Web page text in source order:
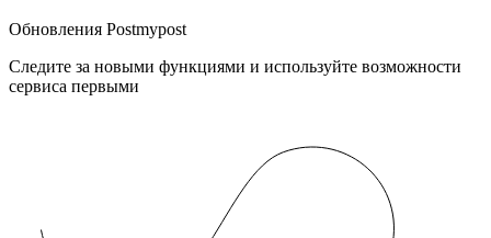
Обновления Postmypost
Следите за новыми функциями и используйте возможности
сервиса первыми